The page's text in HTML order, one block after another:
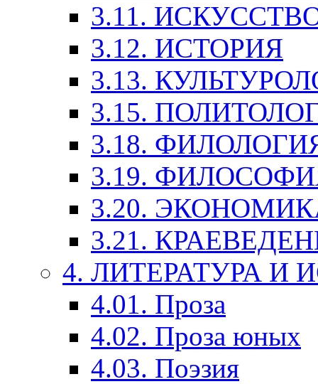
3.11.
3.12. ИСТОРИЯ
3.13.
3.15.
3.18.
3.19.
3.20.
3.21.
4. ЛИТЕРАТУРА И
4.01. Проза
4.02. Проза юных
4.03. Поэзия